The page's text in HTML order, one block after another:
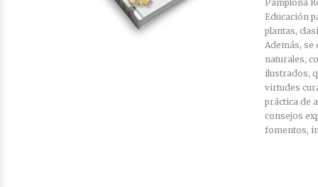
Pamplona
Educación
plantas,
Además,
naturales,
ilustrados,
virtudes
práctica de
consejos
fomentos,